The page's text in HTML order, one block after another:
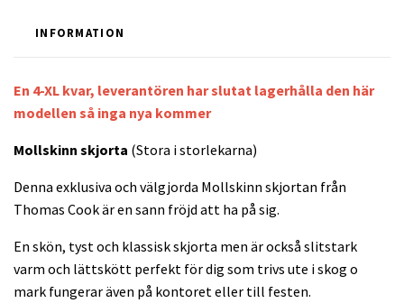
INFORMATION
En 4-XL kvar, leverantören har slutat lagerhålla den här
modellen så inga nya kommer
Mollskinn skjorta (Stora i storlekarna)
Denna exklusiva och välgjorda Mollskinn skjortan från
Thomas Cook är en sann fröjd att ha på sig.
En skön, tyst och klassisk skjorta men är också slitstark
varm och lättskött perfekt för dig som trivs ute i skog o
mark fungerar även på kontoret eller till festen.